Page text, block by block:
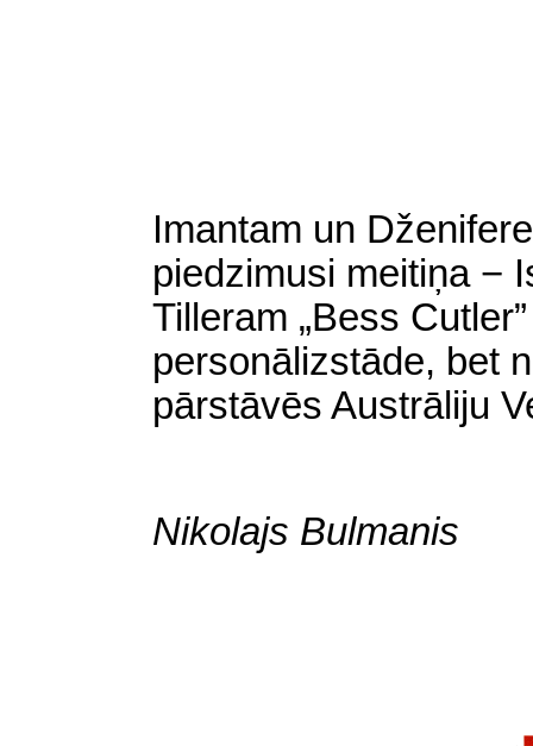
Imantam un
piedzimusi meitiņa −
Tilleram „Bess
personālizstāde, bet
pārstāvēs Austrāliju
Nikolajs Bulmanis